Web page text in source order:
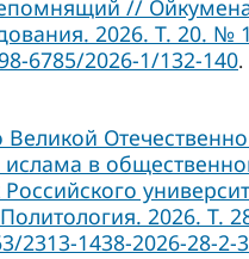
//
2026. Т. 20. №
6785/2026-1/132-140.
ислама в
2026. Т.
2313-1438-2026-28-2-